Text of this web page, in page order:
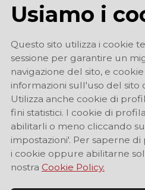
Usiamo i
Questo sito utilizza i cookie
sessione per garantire un
navigazione del sito, e
informazioni sull'uso del
Utilizza anche cookie di
fini statistici. I cookie di
abilitarli o meno cliccando
impostazioni'. Per saperne
i cookie oppure abilitarne
nostra Cookie Policy.